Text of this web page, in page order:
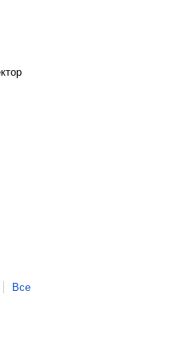
Все